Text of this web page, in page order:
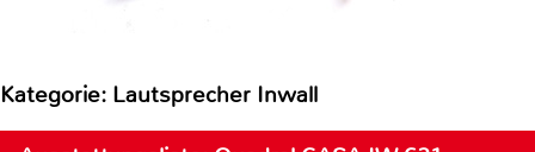
Kategorie: Lautsprecher Inwall